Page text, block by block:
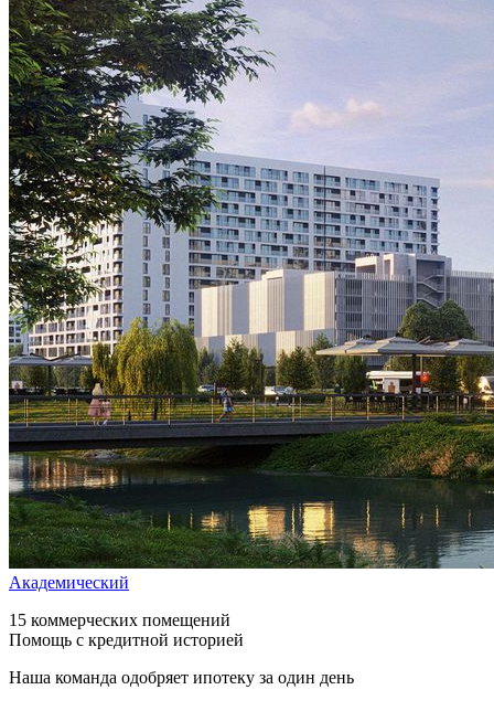
Академический
15 коммерческих помещений
Помощь с кредитной историей
Наша команда одобряет ипотеку за один день